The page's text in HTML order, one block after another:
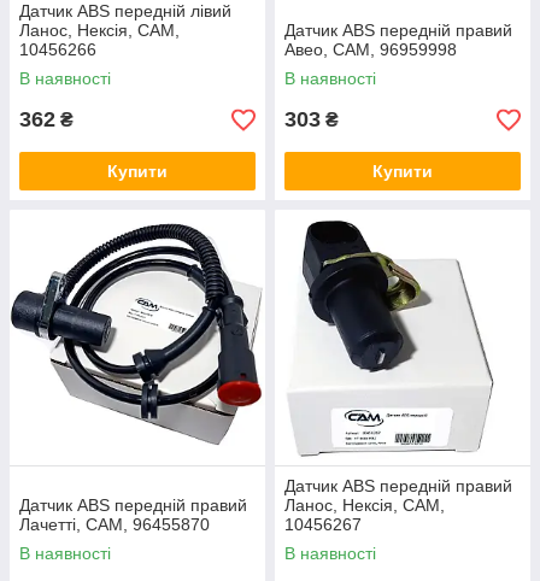
Датчик ABS передній лівий
Ланос, Нексія, CAM,
10456266
В наявності
362 ₴
Купити
Датчик ABS передній правий
Авео, CAM, 96959998
В наявності
303 ₴
Купити
Датчик ABS передній правий
Лачетті, CAM, 96455870
В наявності
Датчик ABS передній правий
Ланос, Нексія, CAM,
10456267
В наявності